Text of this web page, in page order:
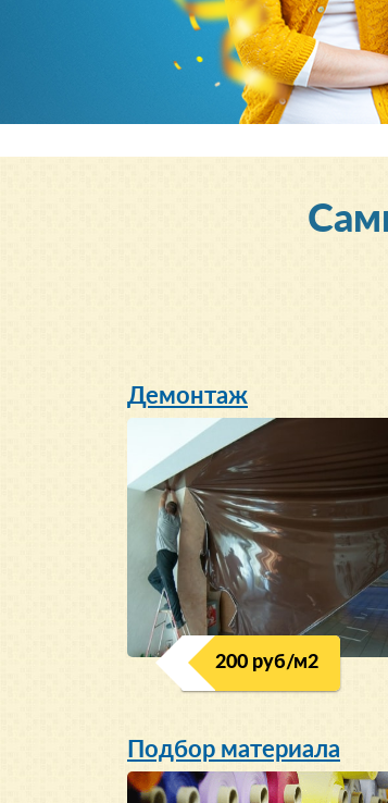
Демонтаж
200 руб/м2
Подбор материала